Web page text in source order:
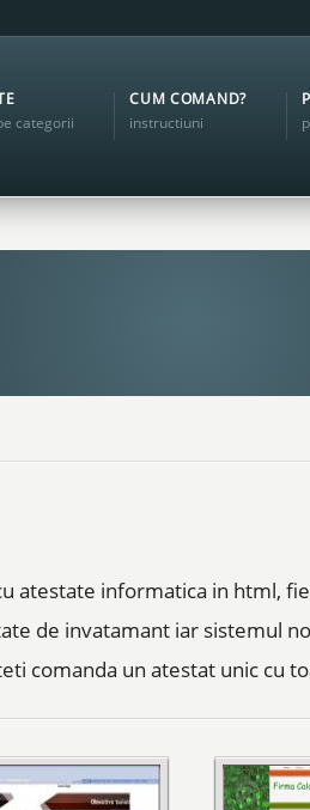
categorii
CUM COMAND?
instructiuni
atestate informatica in html,
de invatamant iar sistemul
comanda un atestat unic cu